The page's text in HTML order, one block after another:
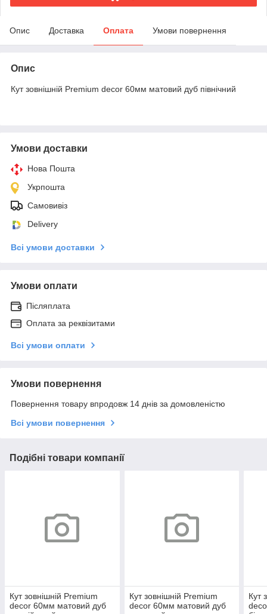
Опис Доставка Оплата Умови повернення
Опис
Кут зовнішній Premium decor 60мм матовий дуб північний
Умови доставки
Нова Пошта
Укрпошта
Самовивіз
Delivery
Всі умови доставки
Умови оплати
Післяплата
Оплата за реквізитами
Всі умови оплати
Умови повернення
Повернення товару впродовж 14 днів за домовленістю
Всі умови повернення
Подібні товари компанії
Кут зовнішній Premium
decor 60мм матовий дуб
Кут зовнішній Premium
decor 60мм матовий дуб
Кут